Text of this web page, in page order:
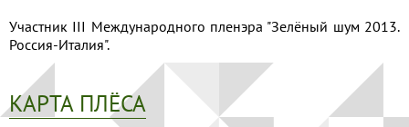
Участник III Международного пленэра "Зелёный шум 2013.
Россия-Италия".
КАРТА ПЛЁСА